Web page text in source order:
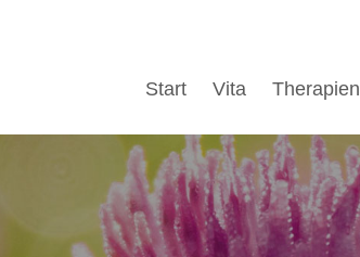
Start Vita Therapien